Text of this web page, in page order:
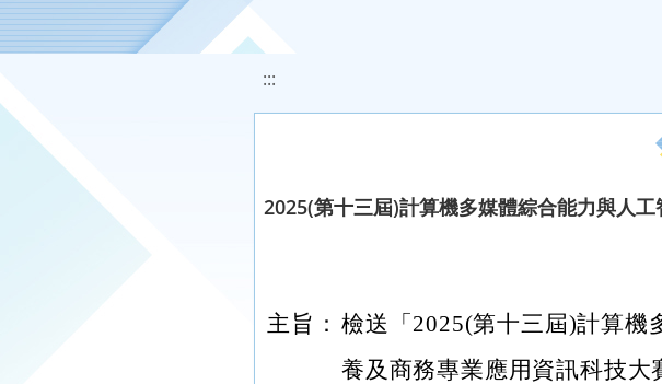
:::
2025(第十三屆)計算機多媒體綜合能力與人
主旨： 檢送「2025(第十三屆)計算機
養及商務專業應用資訊科技